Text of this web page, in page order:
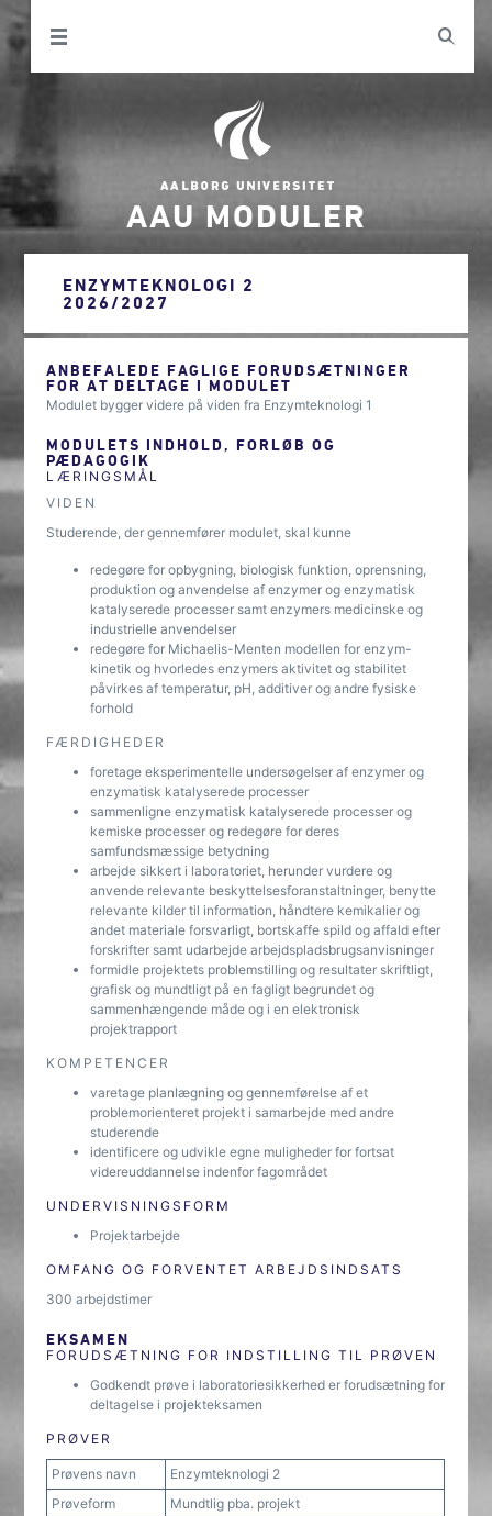
AAU MODULER
ENZYMTEKNOLOGI 2
2026/2027
ANBEFALEDE FAGLIGE FORUDSÆTNINGER
FOR AT DELTAGE I MODULET
Modulet bygger videre på viden fra Enzymteknologi 1
MODULETS INDHOLD, FORLØB OG
PÆDAGOGIK
LÆRINGSMÅL
VIDEN
Studerende, der gennemfører modulet, skal kunne
redegøre for opbygning, biologisk funktion, oprensning,
produktion og anvendelse af enzymer og enzymatisk
katalyserede processer samt enzymers medicinske og
industrielle anvendelser
redegøre for Michaelis-Menten modellen for enzym-
kinetik og hvorledes enzymers aktivitet og stabilitet
påvirkes af temperatur, pH, additiver og andre fysiske
forhold
FÆRDIGHEDER
foretage eksperimentelle undersøgelser af enzymer og
enzymatisk katalyserede processer
sammenligne enzymatisk katalyserede processer og
kemiske processer og redegøre for deres
samfundsmæssige betydning
arbejde sikkert i laboratoriet, herunder vurdere og
anvende relevante beskyttelsesforanstaltninger, benytte
relevante kilder til information, håndtere kemikalier og
andet materiale forsvarligt, bortskaffe spild og affald efter
forskrifter samt udarbejde arbejdspladsbrugsanvisninger
formidle projektets problemstilling og resultater skriftligt,
grafisk og mundtligt på en fagligt begrundet og
sammenhængende måde og i en elektronisk
projektrapport
KOMPETENCER
varetage planlægning og gennemførelse af et
problemorienteret projekt i samarbejde med andre
studerende
identificere og udvikle egne muligheder for fortsat
videreuddannelse indenfor fagområdet
UNDERVISNINGSFORM
Projektarbejde
OMFANG OG FORVENTET ARBEJDSINDSATS
300 arbejdstimer
EKSAMEN
FORUDSÆTNING FOR INDSTILLING TIL PRØVEN
Godkendt prøve i laboratoriesikkerhed er forudsætning for
deltagelse i projekteksamen
PRØVER
Prøvens navn
Enzymteknologi 2
Prøveform
Mundtlig pba. projekt